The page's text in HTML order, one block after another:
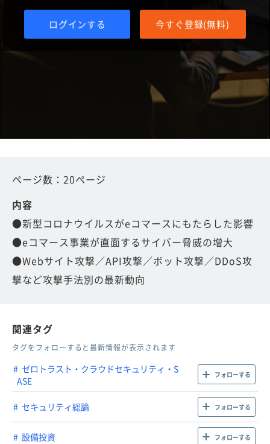
ログインする 今すぐ登録(無料)
ページ数：20ページ
内容
●新型コロナウイルスがeコマースにもたらした影響
●eコマース事業が直面するサイバー脅威の増大
●Webサイト攻撃／API攻撃／ボット攻撃／DDoS攻
撃など攻撃手法別の最新動向
関連タグ
タグをフォローすると最新情報が表示されます
ゼロトラスト・クラウドセキュリティ・S
ASE
フォローする
セキュリティ総論 フォローする
設備投資 フォローする